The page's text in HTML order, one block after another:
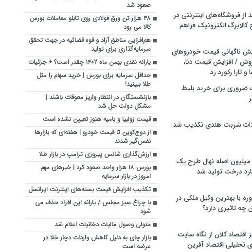
از فروشگاه‌های اینترنتی در
الکترونیک فراهم
ناگهانی قیمت خودروهای
/ افزایش قیمت دنا،
و تارا رکورد زد
ضروری برای خرید بلیط
شربت هندی تکذیب شد
۲۵۰ میلیون اصله نهال طرح یک
درخت تولید شد
با بهترین وکیل ملکی در
چه تاثیری دارد؟
اقتصاد کلان از نگاه سایت
تحلیلی اقتصاد آفرین
صعود شد
۴۸ هزار تن ورق فولادی روی تابلو معاملات بورس
کالا می رود
هم‌افزایی مناطق آزاد و قوه قضائیه در جهت تحقق
سرمایه‌گذاری برای تولید
یارانه نقدی بهمن ماه ۱۴۰۲ چقدر است؟ + جزئیات
حداقل سرمایه برای بورس | خرید سهام را مثل
طلا ببینید!
بازنشستگان در انتظار واریز معوقات باشند |
مشکل دولت حل شد
قیمت زولبیا و بامیه هنوز تعیین نشده است
از دوج‌کوین تا قیمت خودرو | هفته‌ای که بازارها
نفس‌گیر شدند
ارزش‌گذاری شانس پیروزی ترامپ در بازار طلا
بورس ۱۸ هزار واحد صعود کرد | خبرهای مهم
امروز در بازار سرمایه
تکذیب افزایش قیمت بسته‌های اینترنت ایرانسل
با چراغ سبز مجلس / یارانه این افراد حذف می
شود
متولی وصول مالیات دخانیات اعلام شد
بازار چای به دلیل کاهش واردات دچار خلا در
عرضه است